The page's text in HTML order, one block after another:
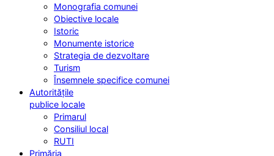
Monografia comunei
Obiective locale
Istoric
Monumente istorice
Strategia de dezvoltare
Turism
Însemnele specifice comunei
Autoritățile
publice locale
Primarul
Consiliul local
RUTI
Primăria